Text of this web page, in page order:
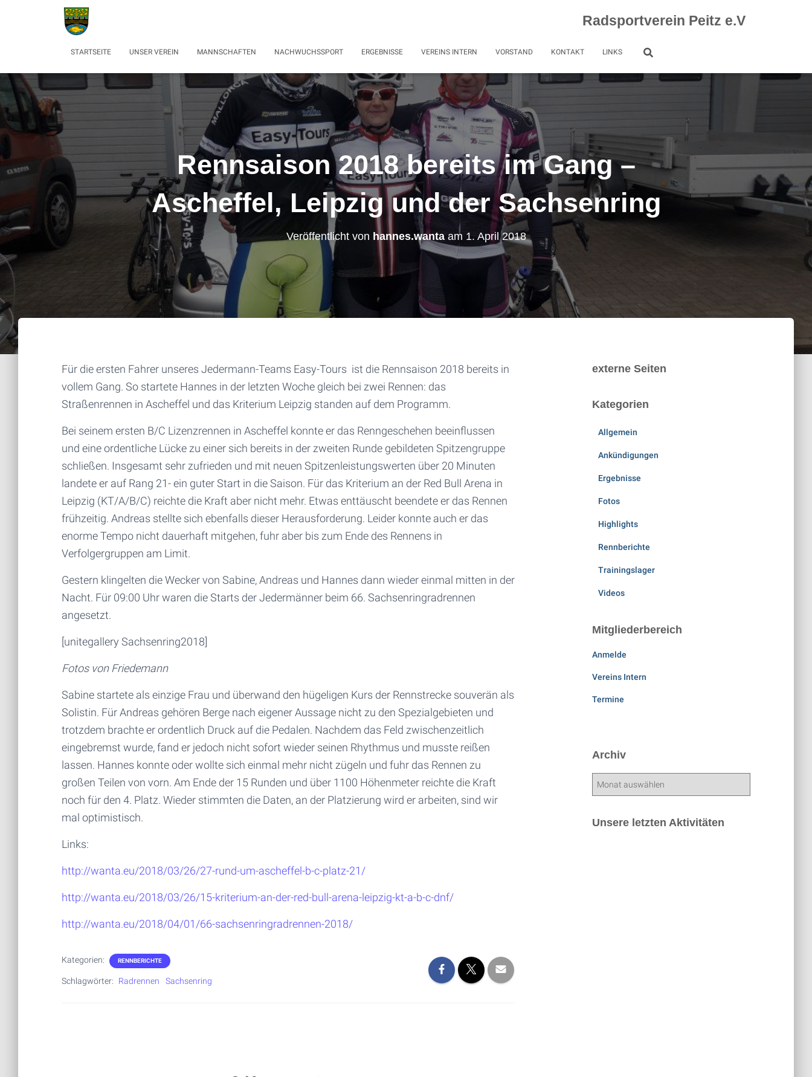
Radsportverein Peitz e.V
STARTSEITE UNSER VEREIN MANNSCHAFTEN NACHWUCHSSPORT ERGEBNISSE VEREINS INTERN VORSTAND KONTAKT LINKS
Rennsaison 2018 bereits im Gang –
Ascheffel, Leipzig und der Sachsenring
Veröffentlicht von hannes.wantaam 1. April 2018
Für die ersten Fahrer unseres Jedermann-Teams Easy-Tours ist die Rennsaison 2018 bereits in
vollem Gang. So startete Hannes in der letzten Woche gleich bei zwei Rennen: das
Straßenrennen in Ascheffel und das Kriterium Leipzig standen auf dem Programm.
Bei seinem ersten B/C Lizenzrennen in Ascheffel konnte er das Renngeschehen beeinflussen
und eine ordentliche Lücke zu einer sich bereits in der zweiten Runde gebildeten Spitzengruppe
schließen. Insgesamt sehr zufrieden und mit neuen Spitzenleistungswerten über 20 Minuten
landete er auf Rang 21- ein guter Start in die Saison. Für das Kriterium an der Red Bull Arena in
Leipzig (KT/A/B/C) reichte die Kraft aber nicht mehr. Etwas enttäuscht beendete er das Rennen
frühzeitig. Andreas stellte sich ebenfalls dieser Herausforderung. Leider konnte auch er das
enorme Tempo nicht dauerhaft mitgehen, fuhr aber bis zum Ende des Rennens in
Verfolgergruppen am Limit.
Gestern klingelten die Wecker von Sabine, Andreas und Hannes dann wieder einmal mitten in der
Nacht. Für 09:00 Uhr waren die Starts der Jedermänner beim 66. Sachsenringradrennen
angesetzt.
[unitegallery Sachsenring2018]
Fotos von Friedemann
Sabine startete als einzige Frau und überwand den hügeligen Kurs der Rennstrecke souverän als
Solistin. Für Andreas gehören Berge nach eigener Aussage nicht zu den Spezialgebieten und
trotzdem brachte er ordentlich Druck auf die Pedalen. Nachdem das Feld zwischenzeitlich
eingebremst wurde, fand er jedoch nicht sofort wieder seinen Rhythmus und musste reißen
lassen. Hannes konnte oder wollte sich einmal mehr nicht zügeln und fuhr das Rennen zu
großen Teilen von vorn. Am Ende der 15 Runden und über 1100 Höhenmeter reichte die Kraft
noch für den 4. Platz. Wieder stimmten die Daten, an der Platzierung wird er arbeiten, sind wir
mal optimistisch.
Links:
http://wanta.eu/2018/03/26/27-rund-um-ascheffel-b-c-platz-21/
http://wanta.eu/2018/03/26/15-kriterium-an-der-red-bull-arena-leipzig-kt-a-b-c-dnf/
http://wanta.eu/2018/04/01/66-sachsenringradrennen-2018/
Kategorien: RENNBERICHTE
Schlagwörter: Radrennen Sachsenring
externe Seiten
Kategorien
Allgemein
Ankündigungen
Ergebnisse
Fotos
Highlights
Rennberichte
Trainingslager
Videos
Mitgliederbereich
Anmelde
Vereins Intern
Termine
Archiv
hUnsere letzten Aktivitäten